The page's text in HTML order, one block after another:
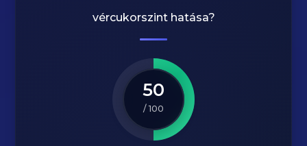
vércukorszint hatása?
50
/ 100